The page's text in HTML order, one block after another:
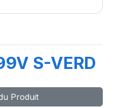
S-VERD
Produit